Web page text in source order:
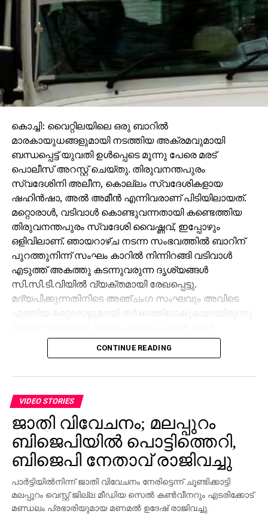
കൊച്ചി: വൈറ്റിലയിലെ ഒരു ബാറില്‍
മാരകായുധങ്ങളുമായി നടത്തിയ അക്രമവുമായി
ബന്ധപ്പെട്ട് യുവതി ഉള്‍പ്പെടെ മൂന്നു പേരെ മരട്
പൊലീസ് അറസ്റ്റ് ചെയ്തു. തിരുവനന്തപുരം
സ്വദേശിനി അലീന, കൊല്ലം സ്വദേശികളായ
ഷഹിന്‍ഷാ, അല്‍ അമീന്‍ എന്നിവരാണ് പിടിയിലായത്.
മറ്റൊരാള്‍, വടിവാള്‍ കൊണ്ടുവന്നതായി കണ്ടെത്തിയ
തിരുവനന്തപുരം സ്വദേശി വൈഷ്ണവ്, ഇപ്പോഴും
ഒളിവിലാണ്. ഞായറാഴ്ച നടന്ന സംഭവത്തില്‍ ബാറിന്
പുറത്തുനിന്ന് സംഘം കാറില്‍ നിന്നിറങ്ങി വടിവാള്‍
എടുത്ത് അകത്തു കടന്നുവരുന്ന ദൃശ്യങ്ങള്‍
സി.സി.ടി.വിയില്‍ വ്യക്തമായി രേഖപ്പെട്ടു.
മദ്യപിക്കുന്നതിനിടെ അഞ്ചംഗ സംഘവും അവിടെ
ജീവനക്കാരുമായി സംഘര്‍ഷം ശക്തമായി. പ്രതികളുടെ
സംഘം ആദ്യം ബാറില്‍ നിന്ന് പുറത്തുപോയെങ്കിലും,
ജീവനക്കാര്‍ക്ക് മര്‍ദനമേല്‍ക്കുകയും അക്രമം
ആവര്‍ത്തിച്ച് അഞ്ചുതവണ വരെ തിരിച്ചെത്തി
ആക്രമണം നടത്തിയതായും ബാര്‍ ഉടമ നല്‍കിയ
പരാതിയില്‍ പറയുന്നു. വിദ്യാഭ്യാസ
ആവശ്യങ്ങള്‍ക്കായി എറണാകുളത്ത് എത്തിയവരാണ്
പ്രതികളെന്ന് പൊലീസ് കണ്ടെത്തിയിട്ടുണ്ട്.
സംഭവത്തില്‍ അലീനയുടെ കൈക്ക് പരുക്കേല്‍ക്കുകയും
ചെയ്തു.
CONTINUE READING
VIDEO STORIES
ജാതി വിവേചനം; മലപ്പുറം
ബിജെപിയില്‍ പൊട്ടിത്തെറി,
ബിജെപി നേതാവ് രാജിവച്ചു
പാര്‍ട്ടിയില്‍നിന്ന് ജാതി വിവേചനം നേരിട്ടെന്ന് ചൂണ്ടിക്കാട്ടി
മലപ്പുറം വെസ്റ്റ് ജില്ല മീഡിയ സെല്‍ കണ്‍വീനറും എടരിക്കോട്
മണ്ഡലം പ്രഭാരിയുമായ മണമല്‍ ഉദേഷ് രാജിവച്ചു.